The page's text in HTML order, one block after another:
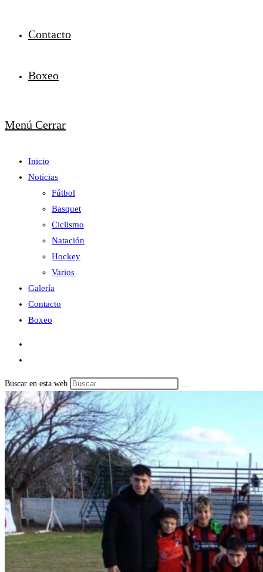
Contacto
Boxeo
Menú Cerrar
Inicio
Noticias
Fútbol
Basquet
Ciclismo
Natación
Hockey
Varios
Galería
Contacto
Boxeo
Buscar en esta web